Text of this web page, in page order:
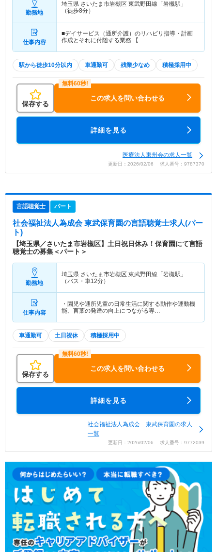
勤務地
埼玉県 さいたま市岩槻区 東武野田線「岩槻駅」
（徒歩8分）
仕事内容
■デイサービス（通所介護）のリハビリ指導・計画
作成とそれに付随する業務 【…
駅から徒歩10分以内 車通勤可 残業少なめ 積極採用中
保存する
この求人を問い合わせる
詳細を見る
医療法人東州会の求人一覧
更新日：2026/02/06 求人番号：9787370
言語聴覚士 パート
社会福祉法人為成会 東武保育園の言語聴覚士求人(パー
ト)
【埼玉県／さいたま市岩槻区】土日祝日休み！保育園にて言語
聴覚士の募集＜パート＞
勤務地
埼玉県 さいたま市岩槻区 東武野田線「岩槻駅」
（バス・車12分）
仕事内容
・園児や通所児童の日常生活に関する動作や運動機
能、言葉の発達の向上につながる専…
車通勤可 土日祝休 積極採用中
保存する
この求人を問い合わせる
詳細を見る
社会福祉法人為成会 東武保育園の求人
一覧
更新日：2026/02/06 求人番号：9772039